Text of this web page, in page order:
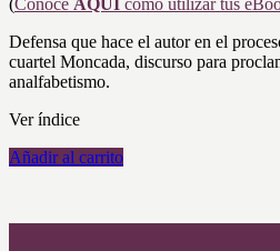
(Conoce AQUÍ como utilizar tus
Defensa que hace el autor en el
cuartel Moncada, discurso para
analfabetismo.
Ver índice
Añadir al carrito